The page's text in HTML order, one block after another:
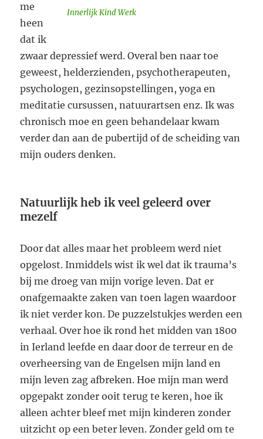
Innerlijk Kind Werk
me
heen
dat ik
zwaar depressief werd. Overal ben naar toe
geweest, helderzienden, psychotherapeuten,
psychologen, gezinsopstellingen, yoga en
meditatie cursussen, natuurartsen enz. Ik was
chronisch moe en geen behandelaar kwam
verder dan aan de pubertijd of de scheiding van
mijn ouders denken.
Natuurlijk heb ik veel geleerd over
mezelf
Door dat alles maar het probleem werd niet
opgelost. Inmiddels wist ik wel dat ik trauma’s
bij me droeg van mijn vorige leven. Dat er
onafgemaakte zaken van toen lagen waardoor
ik niet verder kon. De puzzelstukjes werden een
verhaal. Over hoe ik rond het midden van 1800
in Ierland leefde en daar door de terreur en de
overheersing van de Engelsen mijn land en
mijn leven zag afbreken. Hoe mijn man werd
opgepakt zonder ooit terug te keren, hoe ik
alleen achter bleef met mijn kinderen zonder
uitzicht op een beter leven. Zonder geld om te